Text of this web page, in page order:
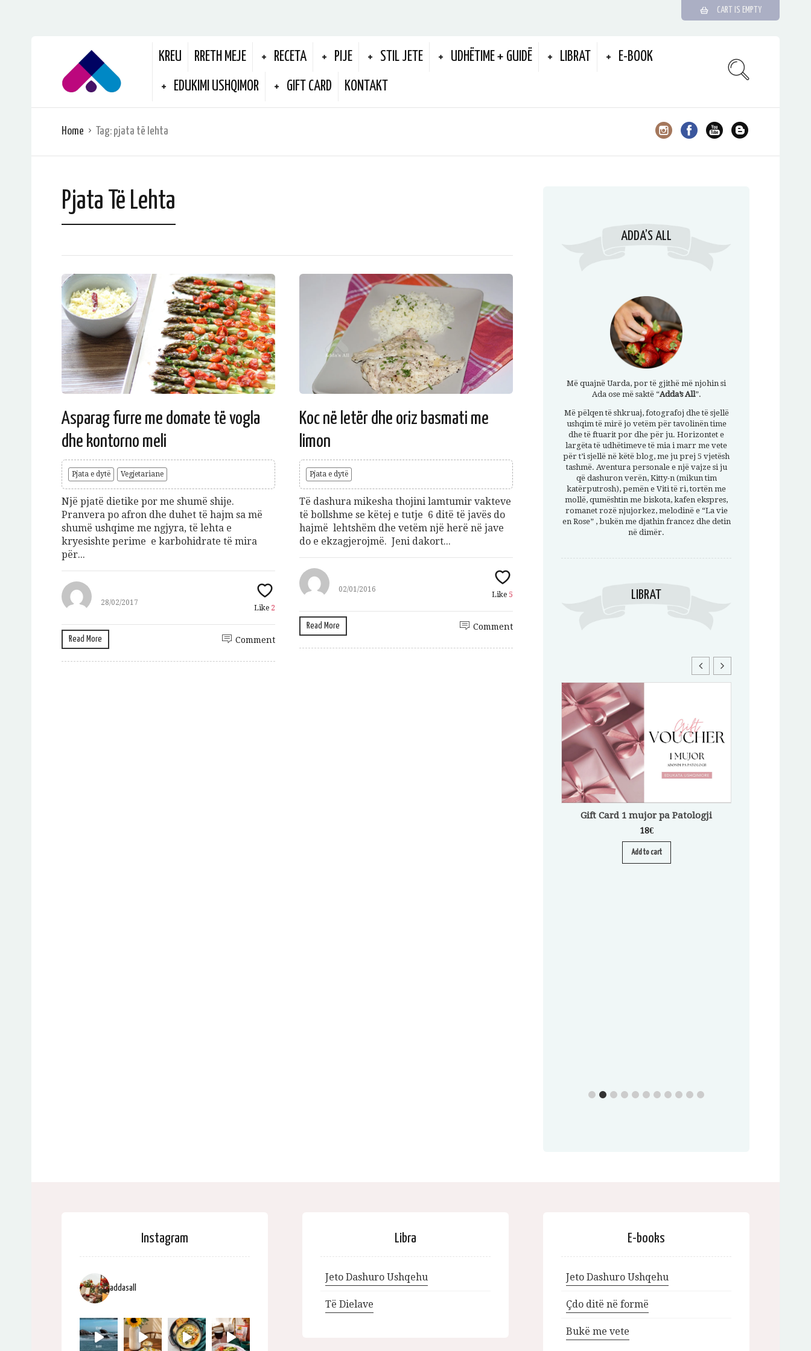
CART IS EMPTY
KREU RRETH MEJE RECETA PIJE STIL JETE UDHËTIME + GUIDË LIBRAT E-BOOK
EDUKIMI USHQIMOR GIFT CARD KONTAKT
Home Tag: pjata të lehta
Pjata Të Lehta
Asparag furre me domate të vogla
dhe kontorno meli
Pjata e dytë Vegjetariane
Një pjatë dietike por me shumë shije.
Pranvera po afron dhe duhet të hajm sa më
shumë ushqime me ngjyra, të lehta e
kryesishte perime e karbohidrate të mira
për...
28/02/2017
Like 2
Read More Comment
Koc në letër dhe oriz basmati me
limon
Pjata e dytë
Të dashura mikesha thojini lamtumir vakteve
të bollshme se këtej e tutje 6 ditë të javës do
hajmë lehtshëm dhe vetëm një herë në jave
do e ekzagjerojmë. Jeni dakort...
02/01/2016
Like 5
Read More Comment
ADDA’S ALL
Më quajnë Uarda, por të gjithë më njohin si
Ada ose më saktë “Adda’s All”.
Më pëlqen të shkruaj, fotografoj dhe të sjellë
ushqim të mirë jo vetëm për tavolinën time
dhe të ftuarit por dhe për ju. Horizontet e
largëta të udhëtimeve të mia i marr me vete
për t’i sjellë në këtë blog, me ju prej 5 vjetësh
tashmë. Aventura personale e një vajze si ju
që dashuron verën, Kitty-n (mikun tim
katërputrosh), pemën e Viti të ri, tortën me
mollë, qumështin me biskota, kafen ekspres,
romanet rozë njujorkez, melodinë e “La vie
en Rose” , bukën me djathin francez dhe detin
në dimër.
LIBRAT
Gift Card 1 mujor pa Patologji
18€
Add to cart
Instagram
addasall
Libra
Jeto Dashuro Ushqehu
Të Dielave
E-books
Jeto Dashuro Ushqehu
Çdo ditë në formë
Bukë me vete